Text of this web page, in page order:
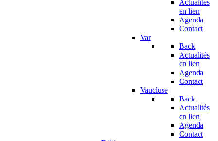
Actualités
en lien
Agenda
Contact
Var
Back
Actualités
en lien
Agenda
Contact
Vaucluse
Back
Actualités
en lien
Agenda
Contact